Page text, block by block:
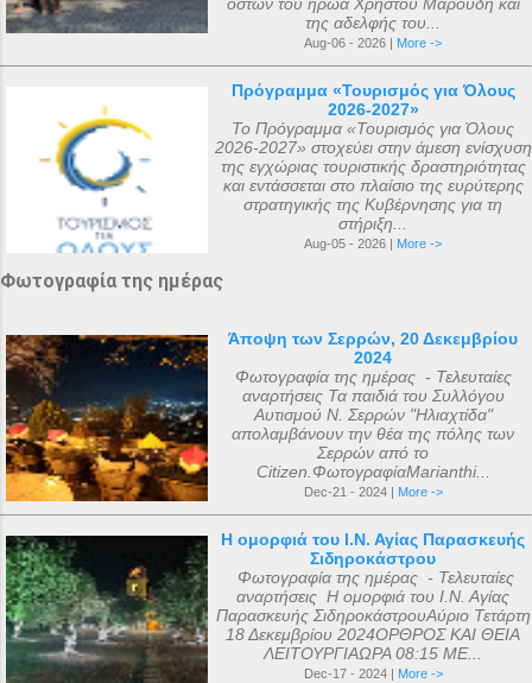
τις διαθέσιμες πηγές, δεν μπορεί να
καθοριστεί ακριβώς ακόμα και σήμερα. Ο
αριθμός που επικράτησε από
μεταγενέστερες πηγές ιστορικών ήταν ο
αριθμός 318. Ο Ευσέβιος της Καισαρείας
τους αριθμεί 250, ο Αθανάσιος
Αλεξανδρείας 318, και ο Ευστάθιος Α...
οστών του ήρωα Χρήστου Μαρούδη και
της αδελφής του...
Aug-06 - 2026 | More ->
Πρόγραμμα «Τουρισμός για Όλους
2026-2027»
Το Πρόγραμμα «Τουρισμός για Όλους
2026-2027» στοχεύει στην άμεση ενίσχυση
της εγχώριας τουριστικής δραστηριότητας
και εντάσσεται στο πλαίσιο της ευρύτερης
στρατηγικής της Κυβέρνησης για τη
στήριξη...
Aug-05 - 2026 | More ->
Φωτογραφία της ημέρας
Άποψη των Σερρών, 20 Δεκεμβρίου
2024
Φωτογραφία της ημέρας - Τελευταίες
αναρτήσεις Τα παιδιά του Συλλόγου
Αυτισμού Ν. Σερρών "Ηλιαχτίδα"
απολαμβάνουν την θέα της πόλης των
Σερρών από το
Citizen.ΦωτογραφίαMarianthi...
Dec-21 - 2024 | More ->
Η ομορφιά του Ι.Ν. Αγίας Παρασκευής
Σιδηροκάστρου
Φωτογραφία της ημέρας - Τελευταίες
αναρτήσεις Η ομορφιά του Ι.Ν. Αγίας
Παρασκευής ΣιδηροκάστρουΑύριο Τετάρτη
18 Δεκεμβρίου 2024ΟΡΘΡΟΣ ΚΑΙ ΘΕΙΑ
ΛΕΙΤΟΥΡΓΙΑΩΡΑ 08:15 ΜΕ...
Dec-17 - 2024 | More ->